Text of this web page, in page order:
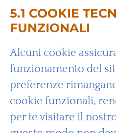
5.1 COOKIE
FUNZIONALI
Alcuni cookie
funzionamento del
preferenze
cookie funzionali,
per te visitare il